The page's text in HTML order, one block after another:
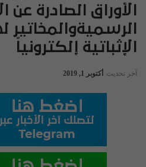
الأوراق الصادرة عن
الرسميةوالمخاتير
الإثباتية إلكترونياً
آخر تحديث أكتوبر 1, 2019